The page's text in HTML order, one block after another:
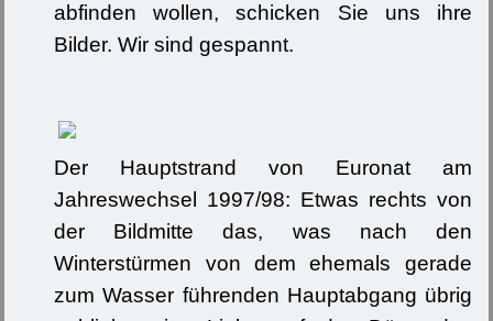
abfinden wollen, schicken Sie uns ihre
Bilder. Wir sind gespannt.
Der Hauptstrand von Euronat am
Jahreswechsel 1997/98: Etwas rechts von
der Bildmitte das, was nach den
Winterstürmen von dem ehemals gerade
zum Wasser führenden Hauptabgang übrig